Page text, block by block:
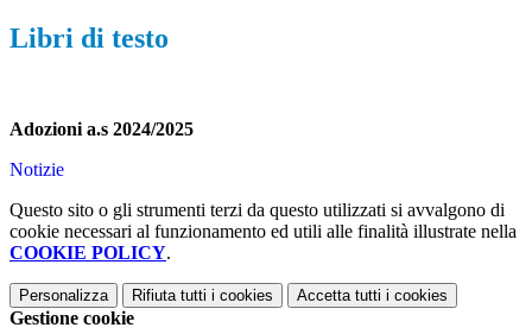
Libri di testo
Adozioni a.s 2024/2025
Notizie
Questo sito o gli strumenti terzi da questo utilizzati si avvalgono di
cookie necessari al funzionamento ed utili alle finalità illustrate nella
COOKIE POLICY.
Personalizza Rifiuta tutti i cookies Accetta tutti i cookies
Gestione cookie